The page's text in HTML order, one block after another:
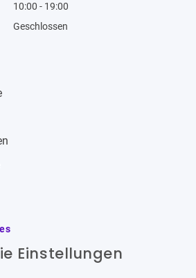
10:00 - 19:00
Geschlossen
Einstellungen